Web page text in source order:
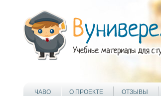
ЧАВО О ПРОЕКТЕ ОТЗЫВЫ